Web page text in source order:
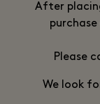
After
Please
We look